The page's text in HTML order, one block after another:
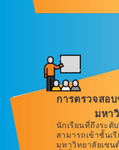
การตรวจสอ
มหา
นักเรียนที่ถึงระดั
สามารถเข้าชั้นเ
มหาวิทยาลัยเซน